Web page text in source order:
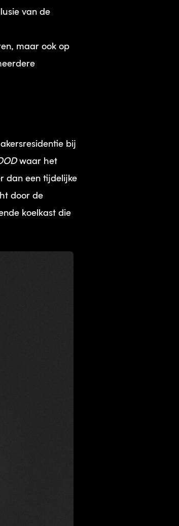
van de
maar ook op
bij
waar het
dan een tijdelijke
door de
koelkast die